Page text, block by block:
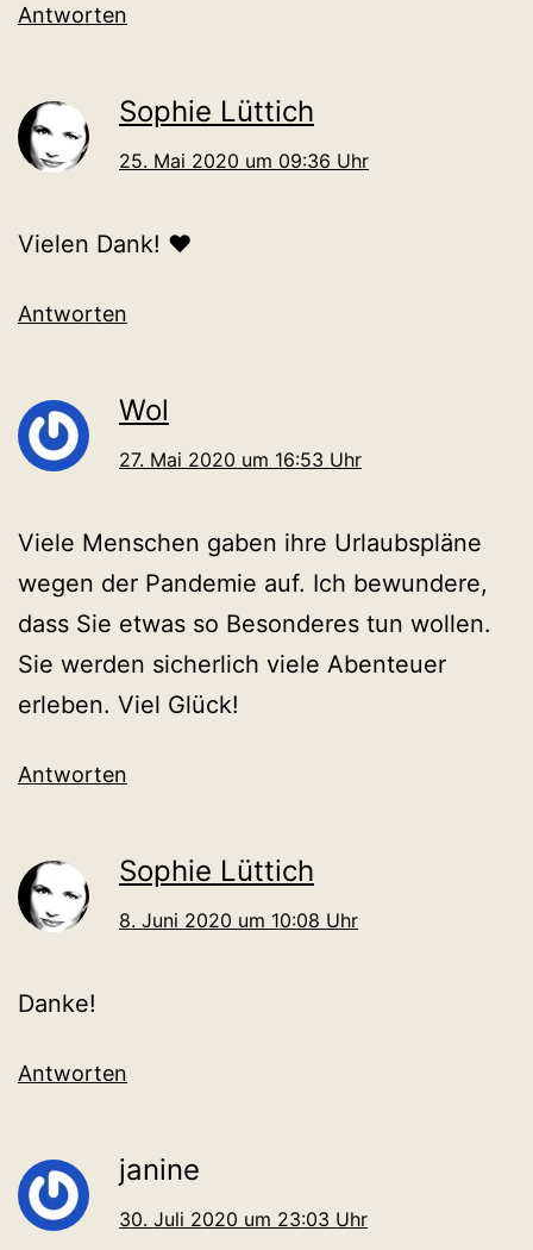
Antworten
Sophie Lüttich
25. Mai 2020 um 09:36 Uhr
Vielen Dank! ❤️
Antworten
Wol
27. Mai 2020 um 16:53 Uhr
Viele Menschen gaben ihre Urlaubspläne
wegen der Pandemie auf. Ich bewundere,
dass Sie etwas so Besonderes tun wollen.
Sie werden sicherlich viele Abenteuer
erleben. Viel Glück!
Antworten
Sophie Lüttich
8. Juni 2020 um 10:08 Uhr
Danke!
Antworten
janine
30. Juli 2020 um 23:03 Uhr